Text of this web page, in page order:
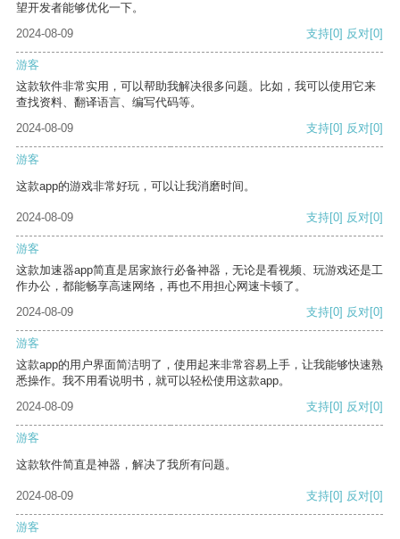
望开发者能够优化一下。
2024-08-09
支持[0] 反对[0]
游客
这款软件非常实用，可以帮助我解决很多问题。比如，我可以使用它来
查找资料、翻译语言、编写代码等。
2024-08-09
支持[0] 反对[0]
游客
这款app的游戏非常好玩，可以让我消磨时间。
2024-08-09 支持[0] 反对[0]
游客
这款加速器app简直是居家旅行必备神器，无论是看视频、玩游戏还是工
作办公，都能畅享高速网络，再也不用担心网速卡顿了。
2024-08-09
支持[0] 反对[0]
游客
这款app的用户界面简洁明了，使用起来非常容易上手，让我能够快速熟
悉操作。我不用看说明书，就可以轻松使用这款app。
2024-08-09
支持[0] 反对[0]
游客
这款软件简直是神器，解决了我所有问题。
2024-08-09 支持[0] 反对[0]
游客